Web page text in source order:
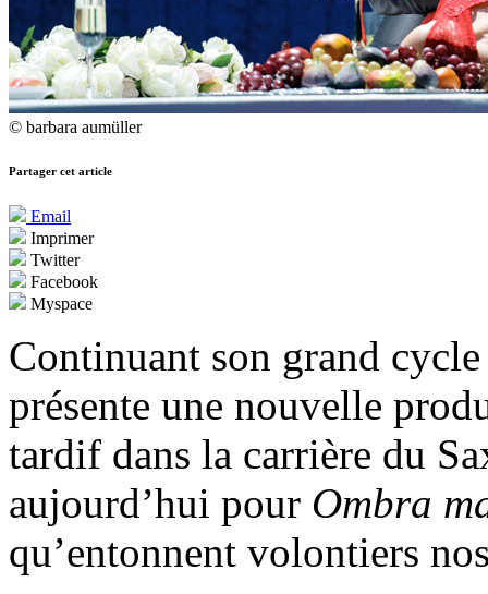
© barbara aumüller
Partager cet article
Email
Imprimer
Twitter
Facebook
Myspace
Continuant son grand
présente une nouvelle
tardif dans la carrière du
aujourd’hui pour Ombra
qu’entonnent volontiers